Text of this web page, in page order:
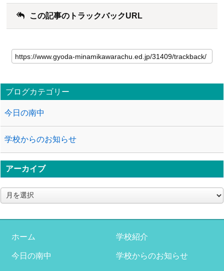
この記事のトラックバックURL
ブログカテゴリー
今日の南中
学校からのお知らせ
アーカイブ
ア
ー
イ
ホーム 学校紹介
今日の南中 学校からのお知らせ